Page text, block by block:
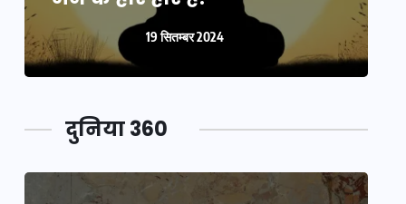
19 सितम्बर 2024
दुनिया 360